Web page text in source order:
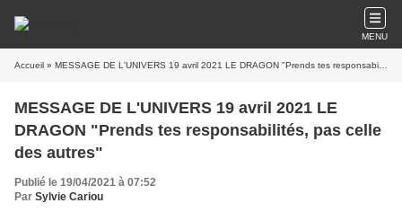
MENU
Accueil » MESSAGE DE L'UNIVERS 19 avril 2021 LE DRAGON "Prends tes responsabilités, pas celle des autres"
MESSAGE DE L'UNIVERS 19 avril 2021 LE
DRAGON "Prends tes responsabilités, pas celle
des autres"
Publié le 19/04/2021 à 07:52
Par Sylvie Cariou